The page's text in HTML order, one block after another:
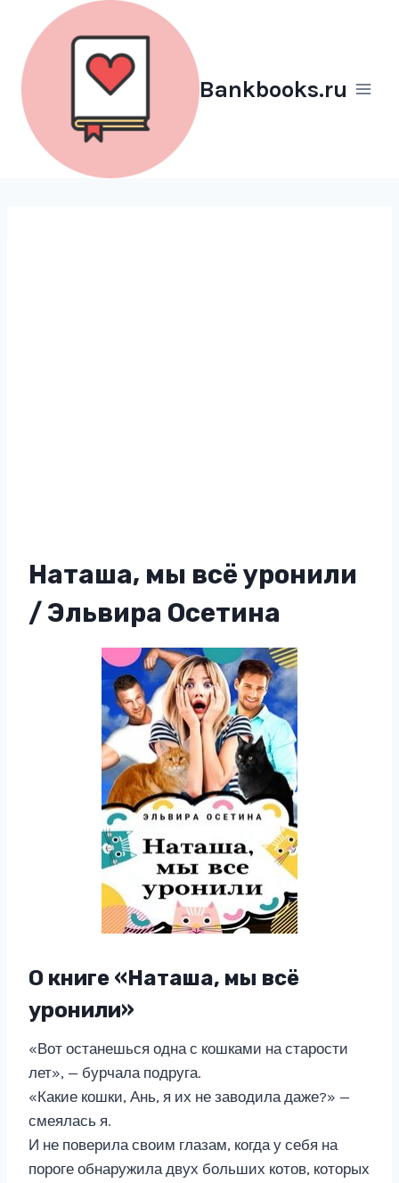
Перейти
содержимому
Bankbooks.ru
Наташа, мы всё уронили
/ Эльвира Осетина
О книге «Наташа, мы всё
уронили»
«Вот останешься одна с кошками на старости
лет», — бурчала подруга.
«Какие кошки, Ань, я их не заводила даже?» —
смеялась я.
И не поверила своим глазам, когда у себя на
пороге обнаружила двух больших котов, которых